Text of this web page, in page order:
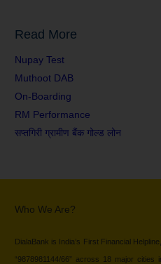
Read More
Nupay Test
Muthoot DAB
On-Boarding
RM Performance
सप्तगिरी ग्रामीण बैंक गोल्ड लोन
Who We Are?
DialaBank is India’s First Financial
“9878981144/66” across 18 major